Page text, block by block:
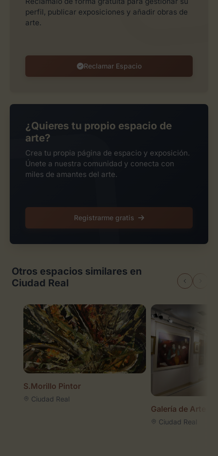
perfil, publicar exposiciones y añadir obras de
arte.
Reclamar Espacio
¿Quieres tu propio espacio de
arte?
Crea tu propia página de espacio y exposición.
Únete a nuestra comunidad y conecta con
miles de amantes del arte.
Registrarme gratis
Otros espacios similares en
Ciudad Real
S.Morillo Pintor
Ciudad Real
Galería de Arte
Ciudad Real